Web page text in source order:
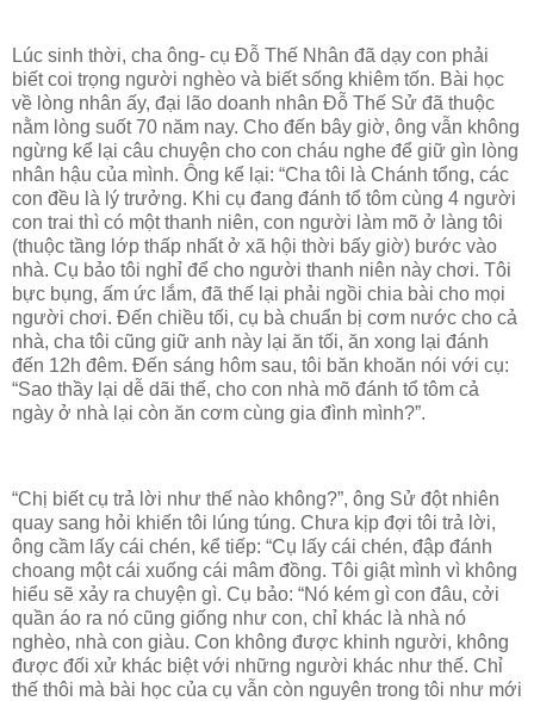
Lúc sinh thời, cha ông- cụ Đỗ Thế Nhân đã dạy con phải
biết coi trọng người nghèo và biết sống khiêm tốn. Bài học
về lòng nhân ấy, đại lão doanh nhân Đỗ Thế Sử đã thuộc
nằm lòng suốt 70 năm nay. Cho đến bây giờ, ông vẫn không
ngừng kể lại câu chuyện cho con cháu nghe để giữ gìn lòng
nhân hậu của mình. Ông kể lại: “Cha tôi là Chánh tổng, các
con đều là lý trưởng. Khi cụ đang đánh tổ tôm cùng 4 người
con trai thì có một thanh niên, con người làm mõ ở làng tôi
(thuộc tầng lớp thấp nhất ở xã hội thời bấy giờ) bước vào
nhà. Cụ bảo tôi nghỉ để cho người thanh niên này chơi. Tôi
bực bụng, ấm ức lắm, đã thế lại phải ngồi chia bài cho mọi
người chơi. Đến chiều tối, cụ bà chuẩn bị cơm nước cho cả
nhà, cha tôi cũng giữ anh này lại ăn tối, ăn xong lại đánh
đến 12h đêm. Đến sáng hôm sau, tôi băn khoăn nói với cụ:
“Sao thầy lại dễ dãi thế, cho con nhà mõ đánh tổ tôm cả
ngày ở nhà lại còn ăn cơm cùng gia đình mình?”.
“Chị biết cụ trả lời như thế nào không?”, ông Sử đột nhiên
quay sang hỏi khiến tôi lúng túng. Chưa kịp đợi tôi trả lời,
ông cầm lấy cái chén, kể tiếp: “Cụ lấy cái chén, đập đánh
choang một cái xuống cái mâm đồng. Tôi giật mình vì không
hiểu sẽ xảy ra chuyện gì. Cụ bảo: “Nó kém gì con đâu, cởi
quần áo ra nó cũng giống như con, chỉ khác là nhà nó
nghèo, nhà con giàu. Con không được khinh người, không
được đối xử khác biệt với những người khác như thế. Chỉ
thế thôi mà bài học của cụ vẫn còn nguyên trong tôi như mới